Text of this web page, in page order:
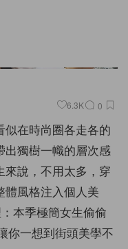
6.3K 0
在時尚圈各走各的
出獨樹一幟的層次感
說，不用太多，穿
風格注入個人美
本季極簡女生偷偷
你一想到街頭美學不